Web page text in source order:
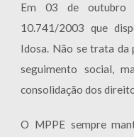
Em 03 de
10.741/2003 que
Idosa. Não se trata da
seguimento social,
consolidação dos
O MPPE sempre